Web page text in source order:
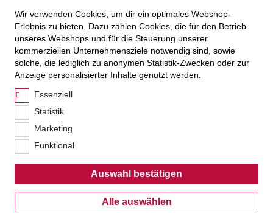
Wir verwenden Cookies, um dir ein optimales Webshop-
Erlebnis zu bieten. Dazu zählen Cookies, die für den Betrieb
unseres Webshops und für die Steuerung unserer
kommerziellen Unternehmensziele notwendig sind, sowie
solche, die lediglich zu anonymen Statistik-Zwecken oder zur
Anzeige personalisierter Inhalte genutzt werden.
Essenziell
Statistik
Marketing
Funktional
Auswahl bestätigen
Alle auswählen
Service
Campuspoint Newsletter
Ich möchte regelmäßig interessante Angebote per E-Mail
erhalten. Meine E-Mail-Adresse wird nicht an andere
Unternehmen weitergegeben.